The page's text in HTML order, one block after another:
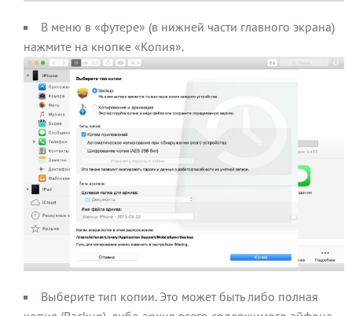
В меню в «футере» (в нижней части главного экрана)
нажмите на кнопке «Копия».
Выберите тип копии. Это может быть либо полная